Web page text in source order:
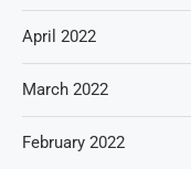
April 2022
March 2022
February 2022